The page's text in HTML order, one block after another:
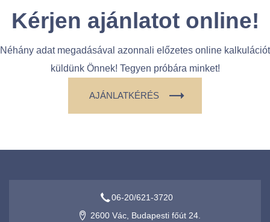
Kérjen ajánlatot online!
Néhány adat megadásával azonnali előzetes online kalkulációt
küldünk Önnek! Tegyen próbára minket!
AJÁNLATKÉRÉS
06-20/621-3720
2600 Vác, Budapesti főút 24.